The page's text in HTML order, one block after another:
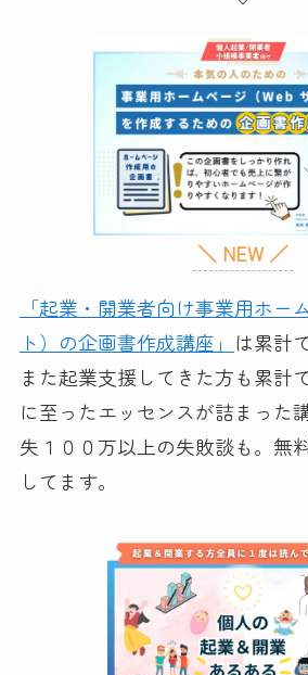
＼ NEW ／
「起業・開業者向け事業用ホー
ト）の企画書作成講座」 は累計
また起業支援してきた方も累計
に至ったエッセンスが詰まった
失１００万以上の失敗談も。無
してます。